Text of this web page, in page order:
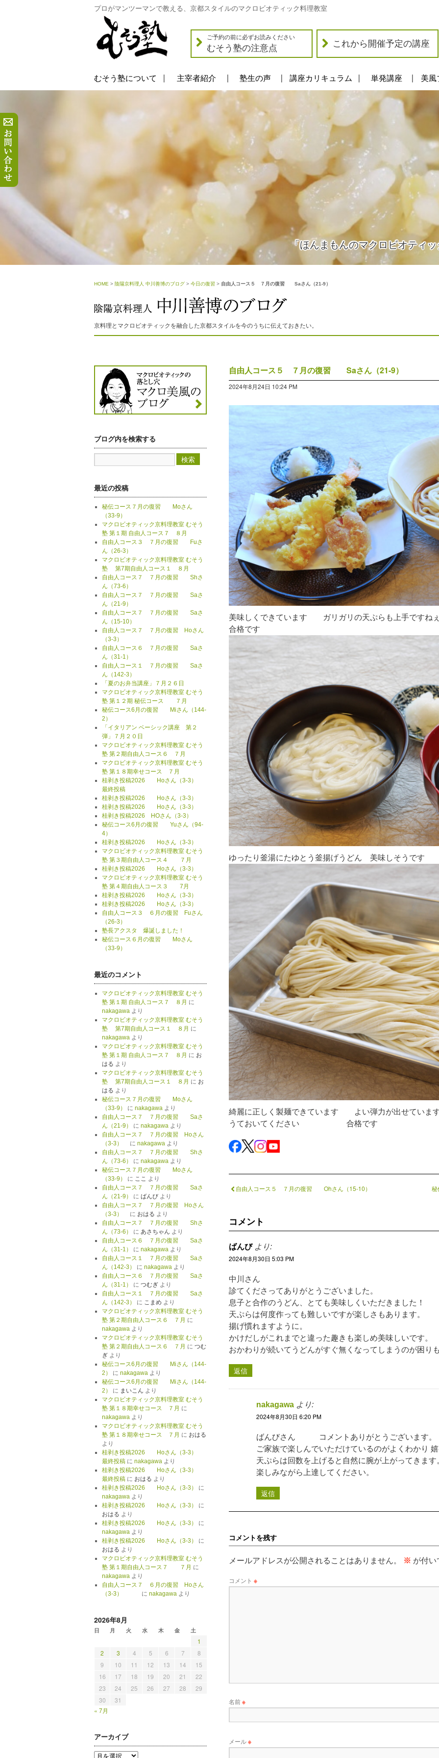
プロがマンツーマンで教える、京都スタイルのマクロビオティック料理教室
ご予約の前に必ずお読みください
むそう塾の注意点 これから開催予定の講座
むそう塾について 主宰者紹介 塾生の声 講座カリキュラム 単発講座 美風
「ほんまもんのマクロビオティ
HOME > 陰陽京料理人 中川善博のブログ > 今日の復習 > 自由人コース５ ７月の復習 Saさん（21-9）
京料理とマクロビオティックを融合した京都スタイルを今のうちに伝えておきたい。
自由人コース５ ７月の復習 Saさん（21-9）
2024年8月24日 10:24 PM
美味しくできています ガリガリの天ぷらも上手ですね
合格です
ゆったり釜湯にたゆとう釜揚げうどん 美味しそうで
綺麗に正しく製麺できています よい弾力が出せていま
うておいてください 合格です
自由人コース５ ７月の復習 Ohさん（15-10）
コメント
ばんび より:
2024年8月30日 5:03 PM
中川さん
診てくださってありがとうございました。
息子と合作のうどん、とても美味しくいただきました！
天ぷらは何度作っても難しいですが楽しさもあります。
揚げ慣れますように。
かけだしがこれまでと違った趣きも楽しめ美味しいです。
おかわりが続いてうどんがすぐ無くなってしまうのが困り
返信
nakagawa より:
2024年8月30日 6:20 PM
ばんびさん コメントありがとうございます。
ご家族で楽しんでいただけているのがよくわかり
天ぷらは回数を上げると自然に腕が上がってきます
楽しみながら上達してください。
返信
コメントを残す
メールアドレスが公開されることはありません。 ※ が付い
コメント ※
名前※
メール※
ブログ内を検索する
最近の投稿
秘伝コース７月の復習 Moさん
（33-9）
マクロビオティック京料理教室 むそう
塾 第１期 自由人コース７ ８月
自由人コース３ ７月の復習 Fuさ
ん（26-3）
マクロビオティック京料理教室 むそう
塾 第7期自由人コース１ ８月
自由人コース７ ７月の復習 Shさ
ん（73-6）
自由人コース７ ７月の復習 Saさ
ん（21-9）
自由人コース７ ７月の復習 Saさ
ん（15-10）
自由人コース７ ７月の復習 Hoさん
（3-3）
自由人コース６ ７月の復習 Saさ
ん（31-1）
自由人コース１ ７月の復習 Saさ
ん（142-3）
「夏のお弁当講座」７月２６日
マクロビオティック京料理教室 むそう
塾 第１２期 秘伝コース ７月
秘伝コース6月の復習 Miさん（144-
2）
「イタリアン ベーシック講座 第２
弾」７月２０日
マクロビオティック京料理教室 むそう
塾 第２期自由人コース６ ７月
マクロビオティック京料理教室 むそう
塾 第１８期幸せコース ７月
桂剥き投稿2026 Hoさん（3-3）
最終投稿
桂剥き投稿2026 Hoさん（3-3）
桂剥き投稿2026 Hoさん（3-3）
桂剥き投稿2026 HOさん（3-3）
秘伝コース6月の復習 Yuさん（94-
4）
桂剥き投稿2026 Hoさん（3-3）
マクロビオティック京料理教室 むそう
塾 第３期自由人コース４ ７月
桂剥き投稿2026 Hoさん（3-3）
マクロビオティック京料理教室 むそう
塾 第４期自由人コース３ 7月
桂剥き投稿2026 Hoさん（3-3）
桂剥き投稿2026 Hoさん（3-3）
自由人コース３ ６月の復習 Fuさん
（26-3）
塾長アクスタ 爆誕しました！
秘伝コース６月の復習 Moさん
（33-9）
最近のコメント
マクロビオティック京料理教室 むそう
塾 第１期 自由人コース７ ８月 に
nakagawaより
マクロビオティック京料理教室 むそう
塾 第7期自由人コース１ ８月 に
nakagawaより
マクロビオティック京料理教室 むそう
塾 第１期 自由人コース７ ８月 に お
はる より
マクロビオティック京料理教室 むそう
塾 第7期自由人コース１ ８月 に お
はる より
秘伝コース７月の復習 Moさん
（33-9）
に nakagawaより
自由人コース７ ７月の復習 Saさ
ん（21-9）
に nakagawaより
自由人コース７ ７月の復習 Hoさん
（3-3）
に nakagawaより
自由人コース７ ７月の復習 Shさ
ん（73-6）
に nakagawaより
秘伝コース７月の復習 Moさん
（33-9）
に ここ より
自由人コース７ ７月の復習 Saさ
ん（21-9）
に ばんびより
自由人コース７ ７月の復習 Hoさん
（3-3）
に おはる より
自由人コース７ ７月の復習 Shさ
ん（73-6）
に あさちゃん より
自由人コース６ ７月の復習 Saさ
ん（31-1）
に nakagawaより
自由人コース１ ７月の復習 Saさ
ん（142-3）
に nakagawaより
自由人コース６ ７月の復習 Saさ
ん（31-1）
に つむぎより
自由人コース１ ７月の復習 Saさ
ん（142-3）
に こまめ より
マクロビオティック京料理教室 むそう
塾 第２期自由人コース６ ７月 に
nakagawaより
マクロビオティック京料理教室 むそう
塾 第２期自由人コース６ ７月 に つむ
ぎより
秘伝コース6月の復習 Miさん（144-
2）
に nakagawaより
秘伝コース6月の復習 Miさん（144-
2）
に まいこん より
マクロビオティック京料理教室 むそう
塾 第１８期幸せコース ７月 に
nakagawaより
マクロビオティック京料理教室 むそう
塾 第１８期幸せコース ７月 に おはる
より
桂剥き投稿2026 Hoさん（3-3）
最終投稿に nakagawaより
桂剥き投稿2026 Hoさん（3-3）
最終投稿に おはる より
桂剥き投稿2026 Hoさん（3-3）
に
nakagawaより
桂剥き投稿2026 Hoさん（3-3）
に
おはる より
桂剥き投稿2026 Hoさん（3-3）
に
nakagawaより
桂剥き投稿2026 Hoさん（3-3）
に
おはる より
マクロビオティック京料理教室 むそう
塾 第１期自由人コース７ ７月 に
nakagawaより
自由人コース７ ６月の復習 Hoさん
（3-3）
に nakagawaより
2026年8月
日 月 火 水 木 金 土
1
2
3 4 5 6 7
8
9
10 11 12 13 14
15
16
17 18 19 20 21
22
23
24 25 26 27 28
29
30
31
« 7月
アーカイブ
ア